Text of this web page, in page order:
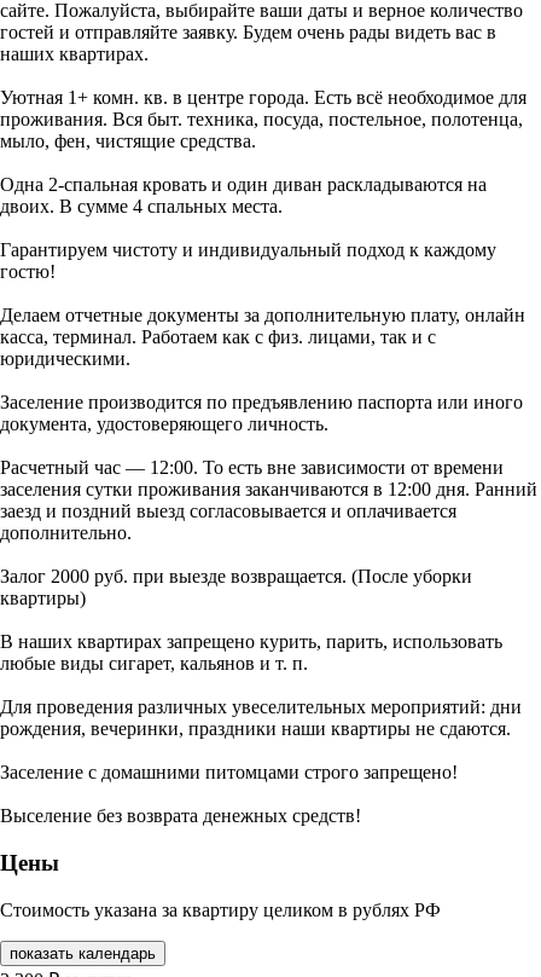
сайте. Пожалуйста, выбирайте ваши даты и верное количество
гостей и отправляйте заявку. Будем очень рады видеть вас в
наших квартирах.
Уютная 1+ комн. кв. в центре города. Есть всё необходимое для
проживания. Вся быт. техника, посуда, постельное, полотенца,
мыло, фен, чистящие средства.
Одна 2-спальная кровать и один диван раскладываются на
двоих. В сумме 4 спальных места.
Гарантируем чистоту и индивидуальный подход к каждому
гостю!
Делаем отчетные документы за дополнительную плату, онлайн
касса, терминал. Работаем как с физ. лицами, так и с
юридическими.
Заселение производится по предъявлению паспорта или иного
документа, удостоверяющего личность.
Расчетный час — 12:00. То есть вне зависимости от времени
заселения сутки проживания заканчиваются в 12:00 дня. Ранний
заезд и поздний выезд согласовывается и оплачивается
дополнительно.
Залог 2000 руб. при выезде возвращается. (После уборки
квартиры)
В наших квартирах запрещено курить, парить, использовать
любые виды сигарет, кальянов и т. п.
Для проведения различных увеселительных мероприятий: дни
рождения, вечеринки, праздники наши квартиры не сдаются.
Заселение с домашними питомцами строго запрещено!
Выселение без возврата денежных средств!
Цены
Стоимость указана за квартиру целиком в рублях РФ
показать календарь